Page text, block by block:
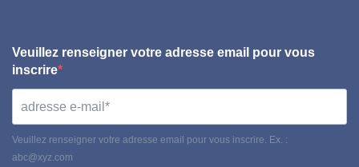
Veuillez renseigner votre adresse email pour vous
inscrire
Veuillez renseigner votre adresse email pour vous inscrire. Ex. :
abc@xyz.com